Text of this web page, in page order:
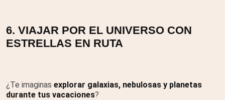
6. VIAJAR POR EL UNIVERSO CON
ESTRELLAS EN RUTA
¿Te imaginas explorar galaxias, nebulosas y planetas
durante tus vacaciones?